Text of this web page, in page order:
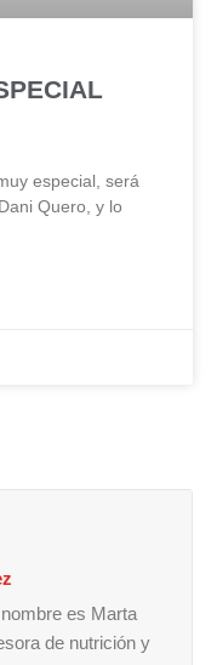
especial, será
Quero, y lo
es Marta
de nutrición y